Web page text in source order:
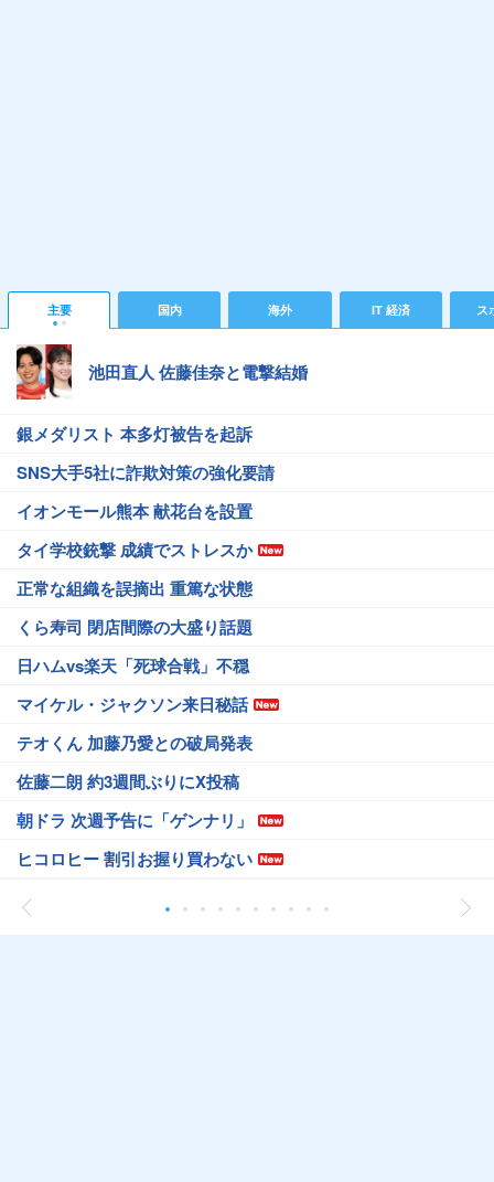
主要 国内 海外 IT 経済 ス
池田直人 佐藤佳奈と電撃結婚
銀メダリスト 本多灯被告を起訴
SNS大手5社に詐欺対策の強化要請
イオンモール熊本 献花台を設置
タイ学校銃撃 成績でストレスか
正常な組織を誤摘出 重篤な状態
くら寿司 閉店間際の大盛り話題
日ハムvs楽天「死球合戦」不穏
マイケル・ジャクソン来日秘話
テオくん 加藤乃愛との破局発表
佐藤二朗 約3週間ぶりにX投稿
朝ドラ 次週予告に「ゲンナリ」
ヒコロヒー 割引お握り買わない